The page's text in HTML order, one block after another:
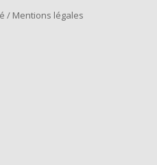
/ Mentions légales